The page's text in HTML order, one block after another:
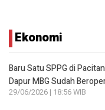
Ekonomi
Baru Satu SPPG di
Dapur MBG Sudah
29/06/2026 | 18:56 WIB